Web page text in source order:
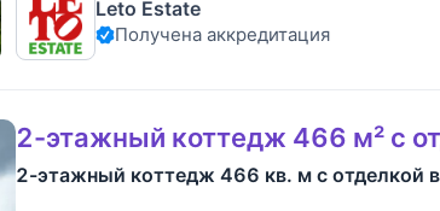
километрах от МКАД по Дмитровскому шоссе.
Leto Estate
Получена аккредитация
2-этажный коттедж 466 м² с
2-этажный коттедж 466 кв. м с отделкой